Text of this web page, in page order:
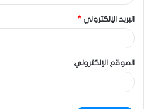
البريد الإلكتروني *
الموقع الإلكتروني